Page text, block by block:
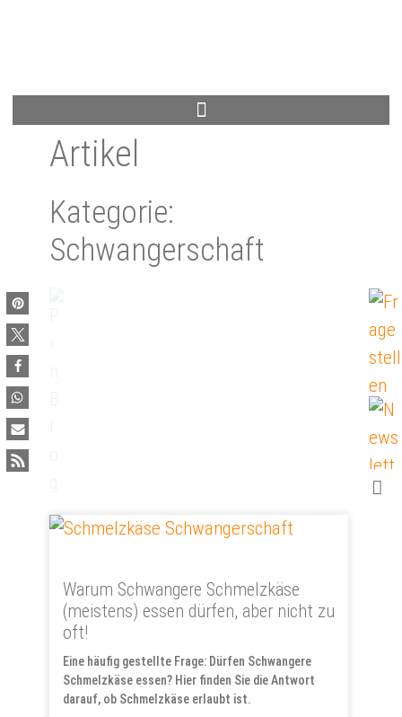
Artikel
Kategorie:
Schwangerschaft
Warum Schwangere Schmelzkäse
(meistens) essen dürfen, aber nicht zu
oft!
Eine häufig gestellte Frage: Dürfen Schwangere
Schmelzkäse essen? Hier finden Sie die Antwort
darauf, ob Schmelzkäse erlaubt ist.